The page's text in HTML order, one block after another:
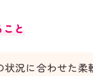
と
状況に合わせた柔